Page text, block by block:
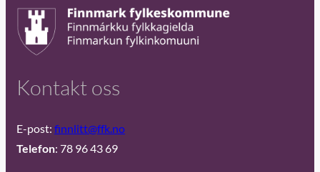
Kontakt oss
E-post: finnlitt@ffk.no
Telefon: 78 96 43 69